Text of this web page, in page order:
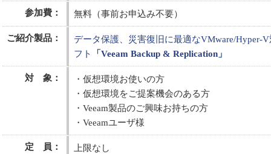
参加費： 無料（事前お申込み不要）
ご紹介製品：
データ保護、災害復旧に最適なVMware/Hyper-
フト
「Veeam Backup & Replication」
対 象：
・仮想環境お使いの方
・仮想環境をご提案機会のある方
・Veeam製品のご興味お持ちの方
・Veeamユーザ様
定 員： 上限なし